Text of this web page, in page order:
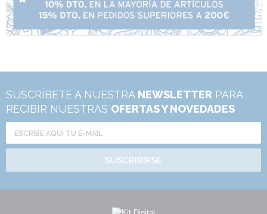
SUSCRÍBETE A NUESTRA NEWSLETTER PARA
RECIBIR NUESTRAS OFERTAS Y NOVEDADES
SUSCRIBIRSE